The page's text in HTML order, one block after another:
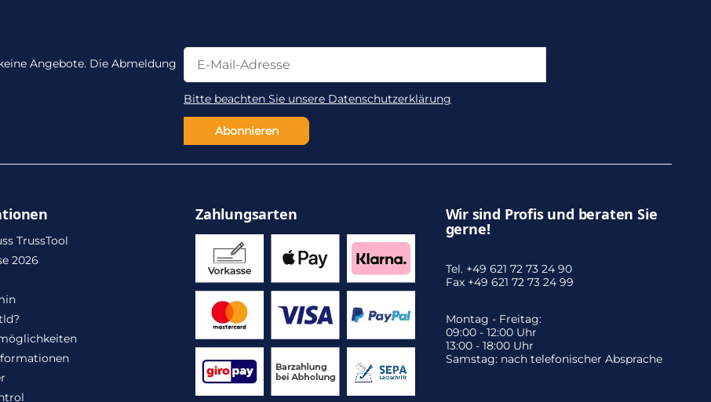
TrussTool
2026
Zahlungsarten Wir sind Profis und beraten Sie
gerne!
Tel. +49 621 72 73 24 90
Fax +49 621 72 73 24 99
Montag - Freitag:
09:00 - 12:00 Uhr
13:00 - 18:00 Uhr
Samstag: nach telefonischer Absprache
Angebote. Die Abmeldung
Newsletter Abonnieren
Newsletter Abonnieren
Bitte beachten Sie unsere Datenschutzerklärung
Abonnieren